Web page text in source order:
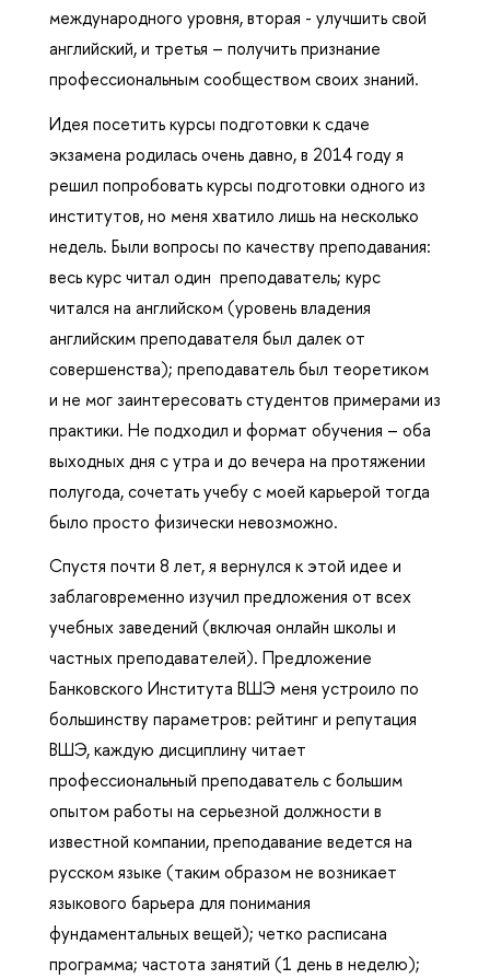
международного уровня, вторая - улучшить свой
английский, и третья – получить признание
профессиональным сообществом своих знаний.
Идея посетить курсы подготовки к сдаче
экзамена родилась очень давно, в 2014 году я
решил попробовать курсы подготовки одного из
институтов, но меня хватило лишь на несколько
недель. Были вопросы по качеству преподавания:
весь курс читал один преподаватель; курс
читался на английском (уровень владения
английским преподавателя был далек от
совершенства); преподаватель был теоретиком
и не мог заинтересовать студентов примерами из
практики. Не подходил и формат обучения – оба
выходных дня с утра и до вечера на протяжении
полугода, сочетать учебу с моей карьерой тогда
было просто физически невозможно.
Спустя почти 8 лет, я вернулся к этой идее и
заблаговременно изучил предложения от всех
учебных заведений (включая онлайн школы и
частных преподавателей). Предложение
Банковского Института ВШЭ меня устроило по
большинству параметров: рейтинг и репутация
ВШЭ, каждую дисциплину читает
профессиональный преподаватель с большим
опытом работы на серьезной должности в
известной компании, преподавание ведется на
русском языке (таким образом не возникает
языкового барьера для понимания
фундаментальных вещей); четко расписана
программа; частота занятий (1 день в неделю);